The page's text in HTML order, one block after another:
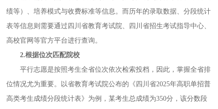
绩等）、培养模式与收费标准等信息。而历年的录取数据、分段统计
表等信息则需要通过四川省教育考试院、四川省招生考试指导中心、
高校官网等官方平台进行查询。
2.根据位次匹配院校
平行志愿是按照考生全省位次依次检索投档，因此，掌握全省排
位情况尤为重要。以省教育考试院公布的《四川省2025年高职单招普
高类考生成绩分段统计表》为例，某考生总成绩为350分，该分数段